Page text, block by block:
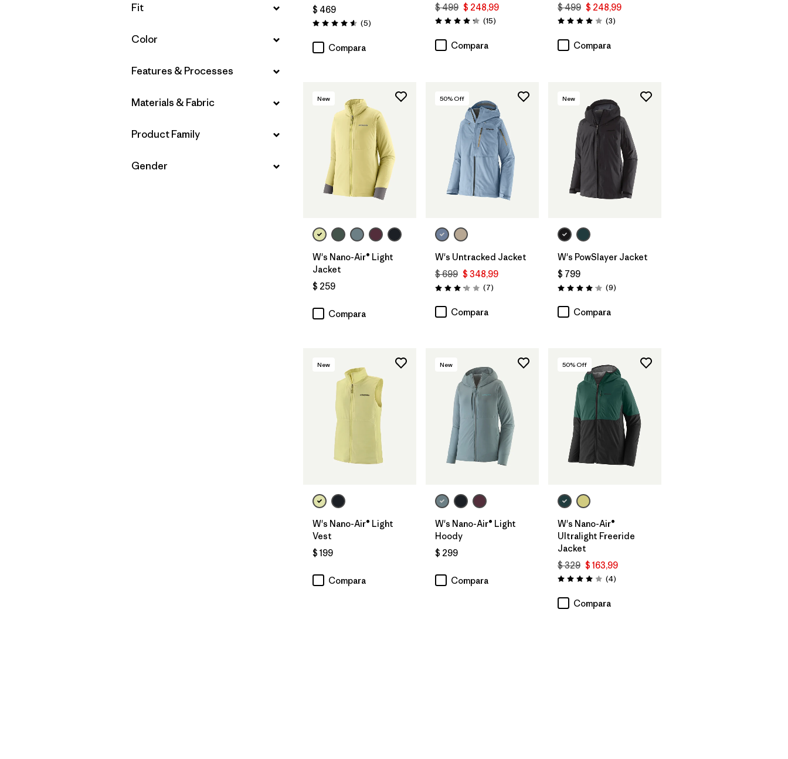
Filtrar por
Fit
Filtrar por
Color
Filtrar por
Features & Processes
Filtrar por
Materials & Fabric
Filtrar por
Product Family
Filtrar por
Gender
$ 469
Valoración: 4.6 / 5
(5Comentarios
)
Compara
$ 499 $ 248,99
Valoración: 4.3 / 5
(15Comentarios
)
Compara
$ 499 $ 248,99
Valoración: 4.0 / 5
(3Comentarios
)
Compara
New
W's Nano-Air® Light
Jacket
$ 259
Compara
50% Off
W's Untracked Jacket
$ 699 $ 348,99
Valoración: 3.1 / 5
(7Comentarios
)
Compara
New
W's PowSlayer Jacket
$ 799
Valoración: 4.1 / 5
(9Comentarios
)
Compara
New
W's Nano-Air® Light
Vest
$ 199
Compara
New
W's Nano-Air® Light
Hoody
$ 299
Compara
50% Off
W's Nano-Air®
Ultralight Freeride
Jacket
$ 329 $ 163,99
Valoración: 4.0 / 5
(4Comentarios
)
Compara